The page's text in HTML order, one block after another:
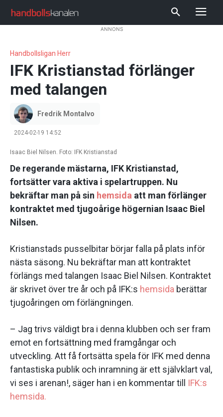
ANNONS
Handbollsligan Herr
IFK Kristianstad förlänger
med talangen
Fredrik Montalvo
2024-02-19 14:52
Isaac Biel Nilsen. Foto: IFK Kristianstad
De regerande mästarna, IFK Kristianstad,
fortsätter vara aktiva i spelartruppen. Nu
bekräftar man på sin hemsida att man förlänger
kontraktet med tjugoårige högernian Isaac Biel
Nilsen.
Kristianstads pusselbitar börjar falla på plats inför
nästa säsong. Nu bekräftar man att kontraktet
förlängs med talangen Isaac Biel Nilsen. Kontraktet
är skrivet över tre år och på IFK:s hemsida berättar
tjugoåringen om förlängningen.
– Jag trivs väldigt bra i denna klubben och ser fram
emot en fortsättning med framgångar och
utveckling. Att få fortsätta spela för IFK med denna
fantastiska publik och inramning är ett självklart val,
vi ses i arenan!, säger han i en kommentar till IFK:s
hemsida.